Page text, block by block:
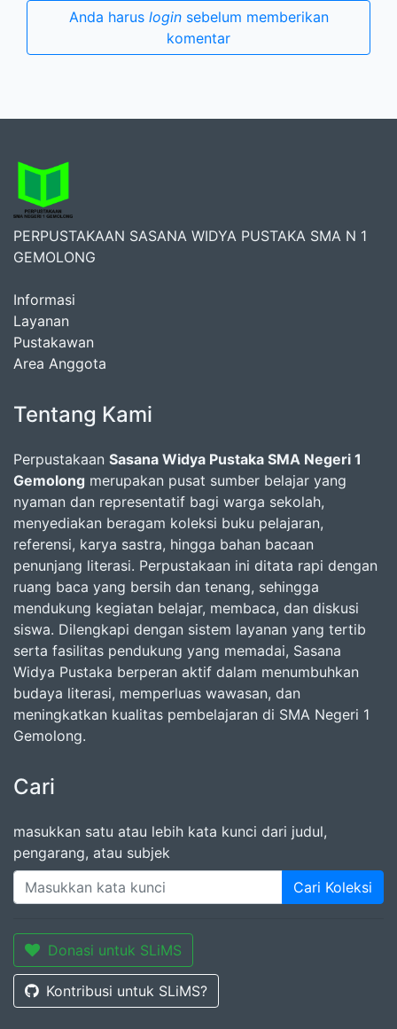
Anda harus loginsebelum memberikan
komentar
PERPUSTAKAAN SASANA WIDYA PUSTAKA SMA N 1
GEMOLONG
Informasi
Layanan
Pustakawan
Area Anggota
Tentang Kami
Perpustakaan Sasana Widya Pustaka SMA Negeri 1
Gemolong merupakan pusat sumber belajar yang
nyaman dan representatif bagi warga sekolah,
menyediakan beragam koleksi buku pelajaran,
referensi, karya sastra, hingga bahan bacaan
penunjang literasi. Perpustakaan ini ditata rapi dengan
ruang baca yang bersih dan tenang, sehingga
mendukung kegiatan belajar, membaca, dan diskusi
siswa. Dilengkapi dengan sistem layanan yang tertib
serta fasilitas pendukung yang memadai, Sasana
Widya Pustaka berperan aktif dalam menumbuhkan
budaya literasi, memperluas wawasan, dan
meningkatkan kualitas pembelajaran di SMA Negeri 1
Gemolong.
Cari
masukkan satu atau lebih kata kunci dari judul,
pengarang, atau subjek
Cari Koleksi
Donasi untuk SLiMS
Kontribusi untuk SLiMS?